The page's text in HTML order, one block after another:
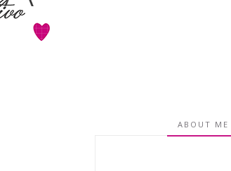
ABOUT ME